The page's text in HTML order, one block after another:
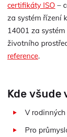
certifikáty ISO –
za systém řízení
14001 za
životního
reference.
Kde všude
V
Pro